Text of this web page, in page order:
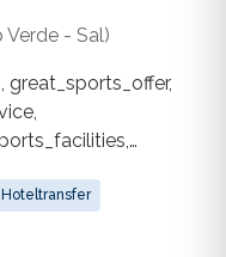
Verde - Sal)
great_sports_offer,